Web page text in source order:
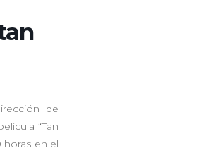
de
“Tan
horas en el